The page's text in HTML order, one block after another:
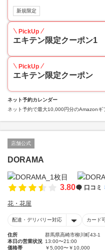
新規限定
PickUp
エキテン限定クーポン1
PickUp
エキテン限定クーポン
ネット予約カレンダー
ネット予約で最大10,000円分のAmazonギ
店舗公式
DORAMA
3.80 口コミ
花・花屋
配達・デリバリー対応 カード
住所
群馬県高崎市柳川町43-1
本日の営業状況 13:00〜21:00
価格帯
￥5,000〜￥10,000